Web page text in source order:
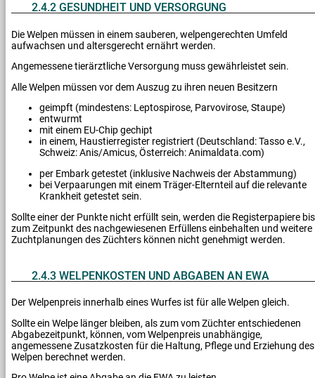
2.4.2 GESUNDHEIT UND VERSORGUNG
Die Welpen müssen in einem sauberen, welpengerechten Umfeld
aufwachsen und altersgerecht ernährt werden.
Angemessene tierärztliche Versorgung muss gewährleistet sein.
Alle Welpen müssen vor dem Auszug zu ihren neuen Besitzern
geimpft (mindestens: Leptospirose, Parvovirose, Staupe)
entwurmt
mit einem EU-Chip gechipt
in einem, Haustierregister registriert (Deutschland: Tasso e.V.,
Schweiz: Anis/Amicus, Österreich: Animaldata.com)
per Embark getestet (inklusive Nachweis der Abstammung)
bei Verpaarungen mit einem Träger-Elternteil auf die relevante
Krankheit getestet sein.
Sollte einer der Punkte nicht erfüllt sein, werden die Registerpapiere bis
zum Zeitpunkt des nachgewiesenen Erfüllens einbehalten und weitere
Zuchtplanungen des Züchters können nicht genehmigt werden.
2.4.3 WELPENKOSTEN UND ABGABEN AN EWA
Der Welpenpreis innerhalb eines Wurfes ist für alle Welpen gleich.
Sollte ein Welpe länger bleiben, als zum vom Züchter entschiedenen
Abgabezeitpunkt, können, vom Welpenpreis unabhängige,
angemessene Zusatzkosten für die Haltung, Pflege und Erziehung des
Welpen berechnet werden.